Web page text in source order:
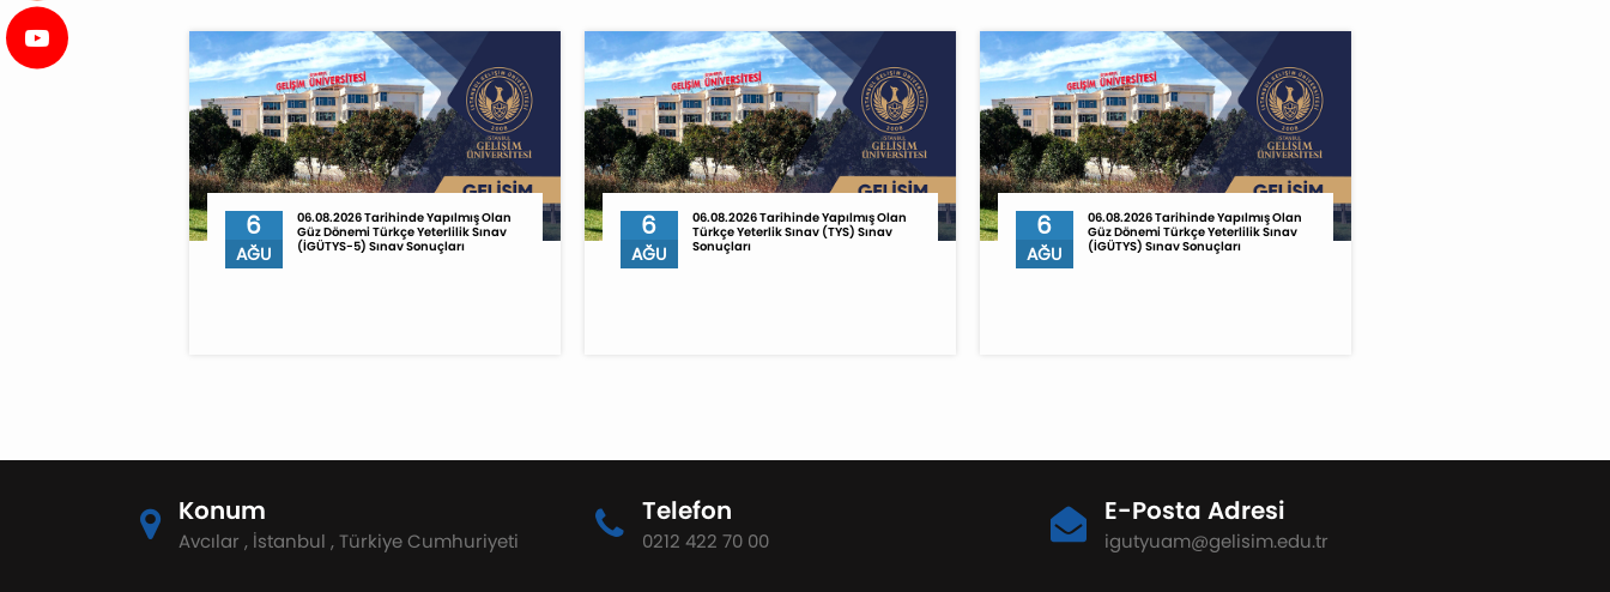
6
AĞU
06.08.2026 Tarihinde Yapılmış Olan
Güz Dönemi Türkçe Yeterlilik Sınav
(İGÜTYS-5) Sınav Sonuçları
6
AĞU
06.08.2026 Tarihinde Yapılmış Olan
Türkçe Yeterlik Sınav (TYS) Sınav
Sonuçları
6
AĞU
06.08.2026 Tarihinde Yapılmış Olan
Güz Dönemi Türkçe Yeterlilik Sınav
(İGÜTYS) Sınav Sonuçları
Konum
Avcılar , İstanbul , Türkiye Cumhuriyeti
Telefon
0212 422 70 00
E-Posta Adresi
igutyuam@gelisim.edu.tr